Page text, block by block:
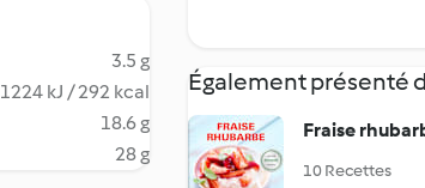
3.5 g
1224 kJ / 292 kcal
18.6 g
28 g
Également présenté
Fraise
10 Recettes